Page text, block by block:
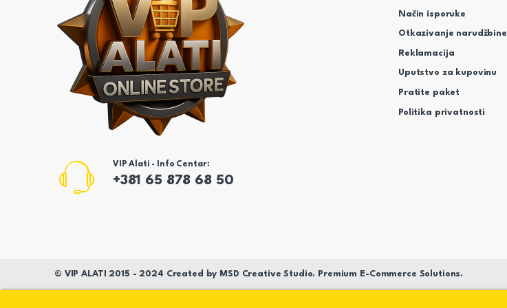
VIP Alati - Info Centar:
+381 65 878 68 50
Način isporuke
Otkazivanje narudžbine
Reklamacija
Uputstvo za kupovinu
Pratite paket
Politika privatnosti
© VIP ALATI 2015 - 2024 Created by MSD Creative Studio. Premium E-Commerce Solutions.